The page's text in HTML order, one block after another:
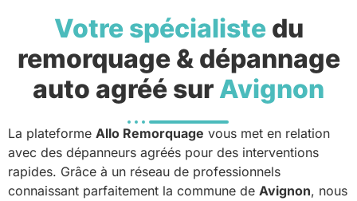
Votre spécialistedu
remorquage & dépannage
auto agréé sur Avignon
La plateforme Allo Remorquage vous met en relation
avec des dépanneurs agréés pour des interventions
rapides. Grâce à un réseau de professionnels
connaissant parfaitement la commune de Avignon, nous